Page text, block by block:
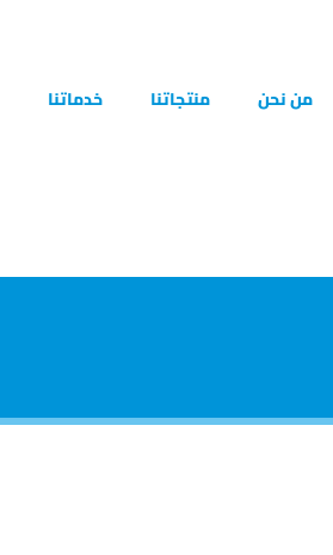
من نحن منتجاتنا خدماتنا